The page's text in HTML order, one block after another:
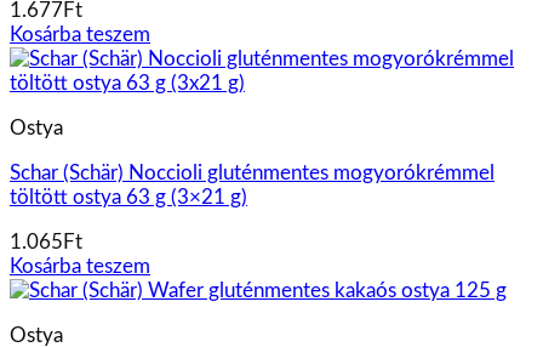
1.677 Ft
Kosárba teszem
Ostya
Schar (Schär) Noccioli gluténmentes mogyorókrémmel
töltött ostya 63 g (3×21 g)
1.065 Ft
Kosárba teszem
Ostya